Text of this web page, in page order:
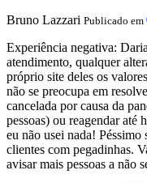
Bruno Lazzari Publicado em
Experiência negativa:
atendimento, qualquer
próprio site deles os
não se preocupa em
cancelada por causa da
pessoas) ou reagendar até
eu não usei nada!
clientes com pegadinhas.
avisar mais pessoas a não